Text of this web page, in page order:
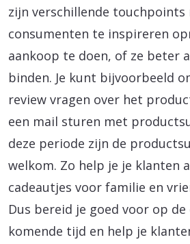
zijn verschillende touchpoints
consumenten te inspireren
aankoop te doen, of ze beter
binden. Je kunt bijvoorbeeld
review vragen over het
een mail sturen met
deze periode zijn de
welkom. Zo help je je klanten
cadeautjes voor familie en
Dus bereid je goed voor op
komende tijd en help je